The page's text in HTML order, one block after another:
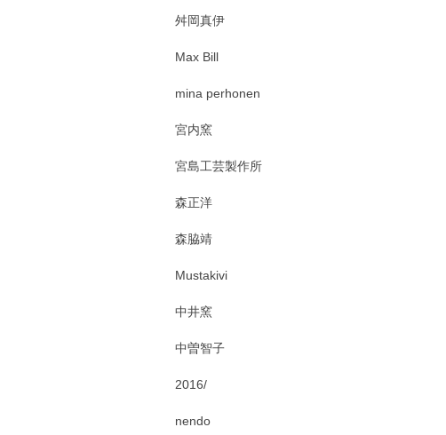
舛岡真伊
Max Bill
mina perhonen
宮内窯
宮島工芸製作所
森正洋
森脇靖
Mustakivi
中井窯
中曽智子
2016/
nendo